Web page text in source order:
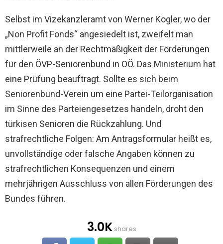
Selbst im Vizekanzleramt von Werner Kogler, wo der
„Non Profit Fonds“ angesiedelt ist, zweifelt man
mittlerweile an der Rechtmäßigkeit der Förderungen
für den ÖVP-Seniorenbund in OÖ. Das Ministerium hat
eine Prüfung beauftragt. Sollte es sich beim
Seniorenbund-Verein um eine Partei-Teilorganisation
im Sinne des Parteiengesetzes handeln, droht den
türkisen Senioren die Rückzahlung. Und
strafrechtliche Folgen: Am Antragsformular heißt es,
unvollständige oder falsche Angaben können zu
strafrechtlichen Konsequenzen und einem
mehrjährigen Ausschluss von allen Förderungen des
Bundes führen.
3.0Kshares